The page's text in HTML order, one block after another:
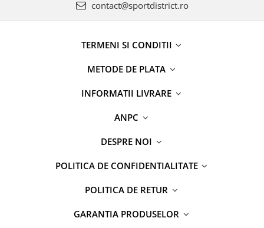
contact@sportdistrict.ro
TERMENI SI CONDITII
METODE DE PLATA
INFORMATII LIVRARE
ANPC
DESPRE NOI
POLITICA DE CONFIDENTIALITATE
POLITICA DE RETUR
GARANTIA PRODUSELOR